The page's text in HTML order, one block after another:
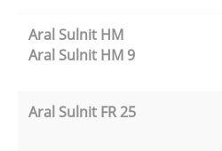
Aral Sulnit HM
Aral Sulnit HM 9
Aral Sulnit FR 25